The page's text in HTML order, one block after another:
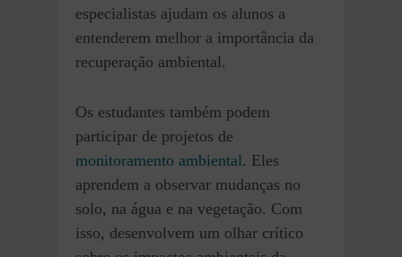
especialistas ajudam os alunos a
entenderem melhor a importância da
recuperação ambiental.
Os estudantes também podem
participar de projetos de
monitoramento ambiental. Eles
aprendem a observar mudanças no
solo, na água e na vegetação. Com
isso, desenvolvem um olhar crítico